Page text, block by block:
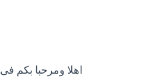
اهلا ومرحبا بكم فى